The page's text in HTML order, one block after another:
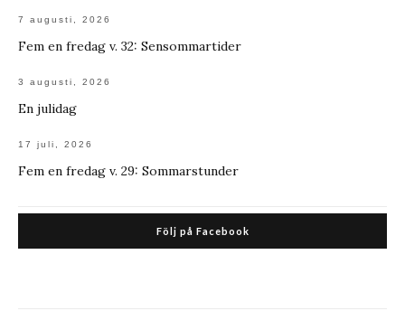
7 augusti, 2026
Fem en fredag v. 32: Sensommartider
3 augusti, 2026
En julidag
17 juli, 2026
Fem en fredag v. 29: Sommarstunder
Följ på Facebook